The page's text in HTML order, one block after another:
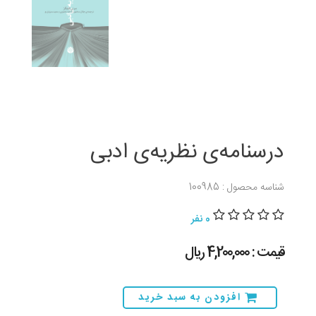
درسنامه‌ی نظریه‌ی ادبی
شناسه محصول : 100985
0 نفر
قیمت : 4,200,000 ريال
افزودن به سبد خرید